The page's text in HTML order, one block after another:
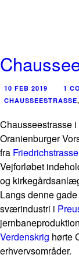
10 FEB 2019 1
CHAUSSEESTRASSE,
Chausseestrasse i
Oranienburger
fra Friedrichstrasse
Vejforløbet
og
Langs denne
sværindustri i
Verdenskrig hørte
erhvervsområder.